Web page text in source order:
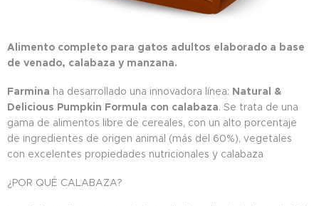
Alimento completo para gatos adultos elaborado a base
de venado, calabaza y manzana.
Farmina ha desarrollado una innovadora línea: Natural &
Delicious Pumpkin Formula con calabaza. Se trata de una
gama de alimentos libre de cereales, con un alto porcentaje
de ingredientes de origen animal (más del 60%), vegetales
con excelentes propiedades nutricionales y calabaza
¿POR QUÉ CALABAZA?